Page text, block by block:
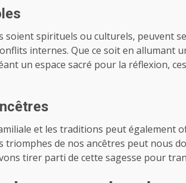
soient spirituels ou culturels, peuvent
internes. Que ce soit en allumant
un espace sacré pour la réflexion,
et les traditions peut également
triomphes de nos ancêtres peut nous
tirer parti de cette sagesse pour